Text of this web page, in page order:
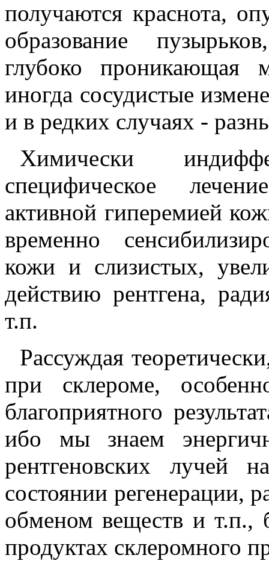
получаются краснота,
образование
глубоко проникающая
иногда сосудистые
и в редких случаях -
Химически
специфическое
активной гиперемией
временно
кожи и слизистых,
действию рентгена,
т.п.
Рассуждая
при склероме,
благоприятного
ибо мы знаем
рентгеновских лучей
состоянии регенерации,
обменом веществ и т.п.,
продуктах склеромного